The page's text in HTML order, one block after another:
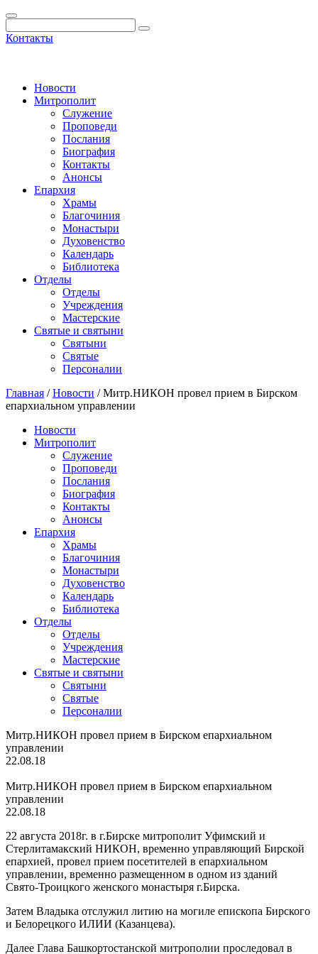
Контакты
Новости
Митрополит
Служение
Проповеди
Послания
Биография
Контакты
Анонсы
Епархия
Храмы
Благочиния
Монастыри
Духовенство
Календарь
Библиотека
Отделы
Отделы
Учреждения
Мастерские
Святые и святыни
Cвятыни
Cвятые
Персоналии
Главная /Новости /Митр.НИКОН провел прием в Бирском
епархиальном управлении
Новости
Митрополит
Служение
Проповеди
Послания
Биография
Контакты
Анонсы
Епархия
Храмы
Благочиния
Монастыри
Духовенство
Календарь
Библиотека
Отделы
Отделы
Учреждения
Мастерские
Святые и святыни
Cвятыни
Cвятые
Персоналии
Митр.НИКОН провел прием в Бирском епархиальном
управлении
22.08.18
Митр.НИКОН провел прием в Бирском епархиальном
управлении
22.08.18
22 августа 2018г. в г.Бирске митрополит Уфимский и
Стерлитамакский НИКОН, временно управляющий Бирской
епархией, провел прием посетителей в епархиальном
управлении, временно размещенном в одном из зданий
Свято-Троицкого женского монастыря г.Бирска.
Затем Владыка отслужил литию на могиле епископа Бирского
и Белорецкого ИЛИИ (Казанцева).
Далее Глава Башкортостанской митрополии проследовал в